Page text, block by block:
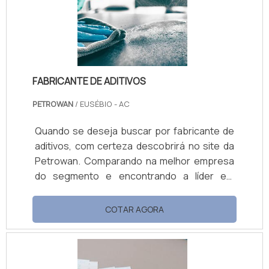
quanto a unidades e sistemas existentes em
processo de expansão, moderniz.
FABRICANTE DE ADITIVOS
PETROWAN / EUSÉBIO - AC
Quando se deseja buscar por fabricante de
aditivos, com certeza descobrirá no site da
Petrowan. Comparando na melhor empresa
do segmento e encontrando a líder em
aditivos, com a melhor mão de obra da
Petrowan o cliente encontrará excelente
custo-benefício com comprometimento com
SOBRE FABRICANTE DE ADITIVOS A Petrowan
COTAR AGORA